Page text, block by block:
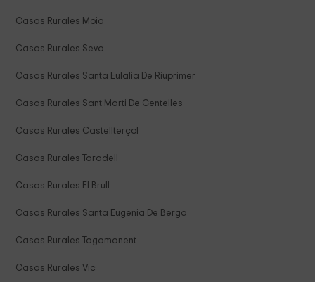
Casas Rurales Moia
Casas Rurales Seva
Casas Rurales Santa Eulalia De Riuprimer
Casas Rurales Sant Marti De Centelles
Casas Rurales Castellterçol
Casas Rurales Taradell
Casas Rurales El Brull
Casas Rurales Santa Eugenia De Berga
Casas Rurales Tagamanent
Casas Rurales Vic